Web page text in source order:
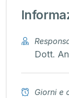
Dott.
Giorni e